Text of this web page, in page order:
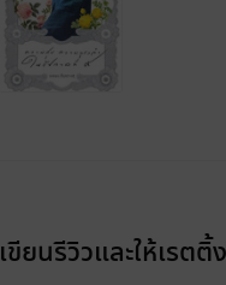
เขียนรีวิวและให้เรตติ้ง